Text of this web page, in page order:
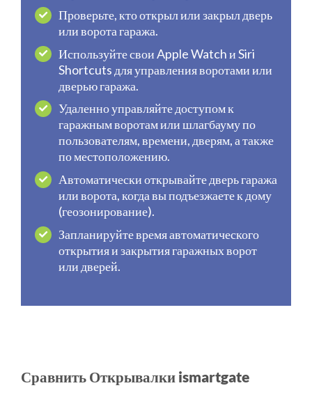
Проверьте, кто открыл или закрыл дверь
или ворота гаража.
Используйте свои Apple Watch и Siri
Shortcuts для управления воротами или
дверью гаража.
Удаленно управляйте доступом к
гаражным воротам или шлагбауму по
пользователям, времени, дверям, а также
по местоположению.
Автоматически открывайте дверь гаража
или ворота, когда вы подъезжаете к дому
(геозонирование).
Запланируйте время автоматического
открытия и закрытия гаражных ворот
или дверей.
Сравнить Открывалки ismartgate